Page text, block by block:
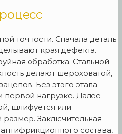
точности. Сначала деталь
края дефекта.
обработка. Стальной
делают шероховатой,
Без этого этапа
первой нагрузке. Далее
шлифуется или
размер. Заключительная
состава,